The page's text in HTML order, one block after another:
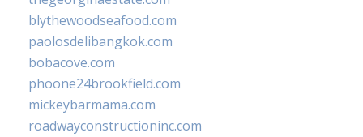
blythewoodseafood.com
paolosdelibangkok.com
bobacove.com
phoone24brookfield.com
mickeybarmama.com
roadwayconstructioninc.com